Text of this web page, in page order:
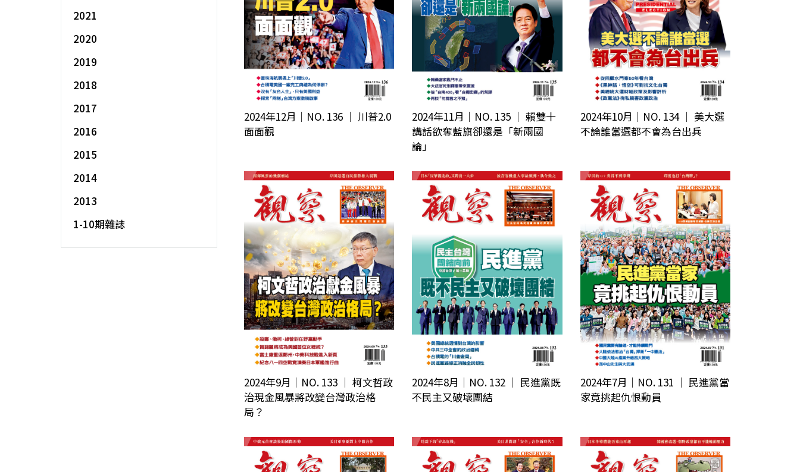
2024年12月｜NO. 136 │ 川普2.0
面面觀
2024年11月｜NO. 135 │ 賴雙十
講話欲奪藍旗卻還是「新兩國
論」
2024年10月｜NO. 134 │ 美大選
不論誰當選都不會為台出兵
2024年9月｜NO. 133 │ 柯文哲政
治現金風暴將改變台灣政治格
局？
2024年8月｜NO. 132 │ 民進黨既
不民主又破壞團結
2024年7月｜NO. 131 │ 民進黨當
家竟挑起仇恨動員
2021
2020
2019
2018
2017
2016
2015
2014
2013
1-10期雜誌